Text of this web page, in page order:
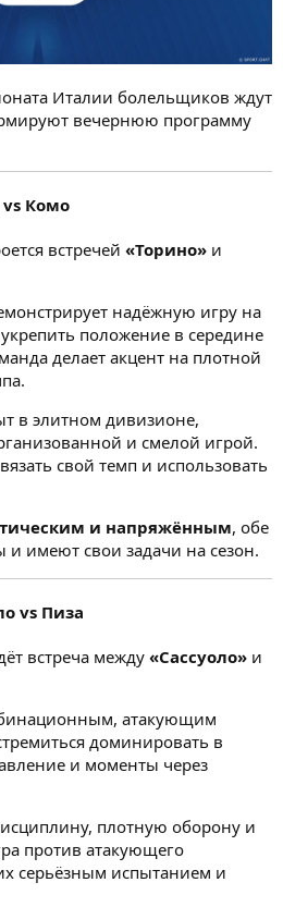
Италии болельщиков ждут
вечернюю программу
Комо
встречей «Торино» и
надёжную игру на
положение в середине
делает акцент на плотной
в элитном дивизионе,
и смелой игрой.
свой темп и использовать
и напряжённым, обе
имеют свои задачи на сезон.
vs Пиза
встреча между «Сассуоло» и
атакующим
доминировать в
и моменты через
плотную оборону и
против атакующего
серьёзным испытанием и